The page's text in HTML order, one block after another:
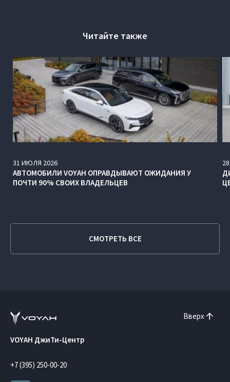
Читайте также
31 ИЮЛЯ 2026
АВТОМОБИЛИ VOYAH ОПРАВДЫВАЮТ ОЖИДАНИЯ У
ПОЧТИ 90% СВОИХ ВЛАДЕЛЬЦЕВ
28
СМОТРЕТЬ ВСЕ
Вверх
VOYAH ДжиТи-Центр
+7 (395) 250-00-20